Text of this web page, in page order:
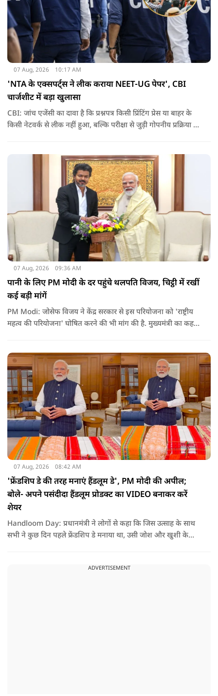
07 Aug, 2026 10:17 AM
'NTA के एक्सपर्ट्स ने लीक कराया NEET-UG पेपर', CBI
चार्जशीट में बड़ा खुलासा
CBI: जांच एजेंसी का दावा है कि प्रश्नपत्र किसी प्रिंटिंग प्रेस या बाहर के
किसी नेटवर्क से लीक नहीं हुआ, बल्कि परीक्षा से जुड़ी गोपनीय प्रक्रिया में
07 Aug, 2026 09:36 AM
पानी के लिए PM मोदी के दर पहुंचे थलपति विजय, चिट्ठी में रखीं
कई बड़ी मांगें
PM Modi: जोसेफ विजय ने केंद्र सरकार से इस परियोजना को 'राष्ट्रीय
महत्व की परियोजना' घोषित करने की भी मांग की है. मुख्यमंत्री का कहना
की समस्या को काफी हद तक कम किया जा सकता है.
07 Aug, 2026 08:42 AM
'फ्रेंडशिप डे की तरह मनाएं हैंडलूम डे', PM मोदी की अपील;
बोले- अपने पसंदीदा हैंडलूम प्रोडक्ट का VIDEO बनाकर करें
शेयर
Handloom Day: प्रधानमंत्री ने लोगों से कहा कि जिस उत्साह के साथ
सभी ने कुछ दिन पहले फ्रेंडशिप डे मनाया था, उसी जोश और खुशी के
ADVERTISEMENT